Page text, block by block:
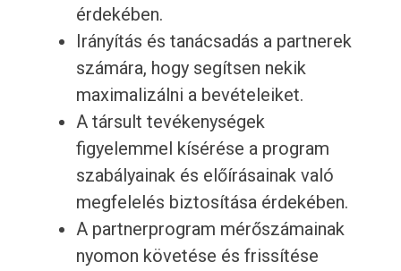
érdekében.
Irányítás és tanácsadás a partnerek
számára, hogy segítsen nekik
maximalizálni a bevételeiket.
A társult tevékenységek
figyelemmel kísérése a program
szabályainak és előírásainak való
megfelelés biztosítása érdekében.
A partnerprogram mérőszámainak
nyomon követése és frissítése